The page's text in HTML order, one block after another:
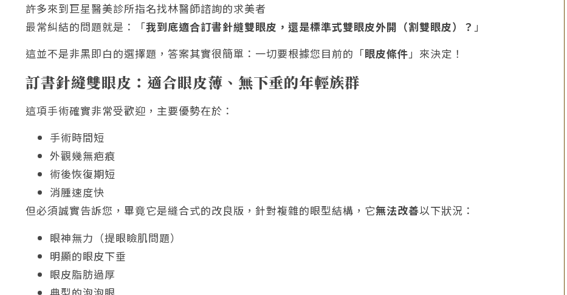
許多來到巨星醫美診所指名找林醫師諮詢的求美者
最常糾結的問題就是：「我到底適合訂書針縫雙眼皮，還是標準式雙眼皮外開（割雙眼皮）？ 」
這並不是非黑即白的選擇題，答案其實很簡單：一切要根據您目前的「眼皮條件」來決定！
訂書針縫雙眼皮：適合眼皮薄、無下垂的年輕族群
這項手術確實非常受歡迎，主要優勢在於：
手術時間短
外觀幾無疤痕
術後恢復期短
消腫速度快
但必須誠實告訴您，畢竟它是縫合式的改良版，針對複雜的眼型結構，它無法改善以下狀況：
眼神無力（提眼瞼肌問題）
明顯的眼皮下垂
眼皮脂肪過厚